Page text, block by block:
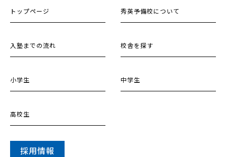
トップページ 秀英予備校について
入塾までの流れ 校舎を探す
小学生 中学生
高校生
採用情報